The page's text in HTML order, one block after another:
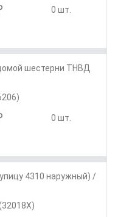
0 шт.
шестерни ТНВД
0 шт.
4310 наружный) /